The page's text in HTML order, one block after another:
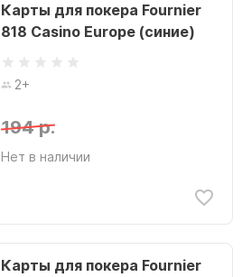
Карты для покера Fournier
818 Casino Europe (синие)
2+
194 р.
Нет в наличии
Карты для покера Fournier